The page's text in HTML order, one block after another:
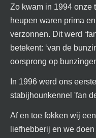
Zo kwam in 1994 onze
heupen waren prima
verzonnen. Dit werd
betekent: ‘van de
oorsprong op
In 1996 werd ons
stabijhounkennel 'fan
Af en toe fokken wij
liefhebberij en we